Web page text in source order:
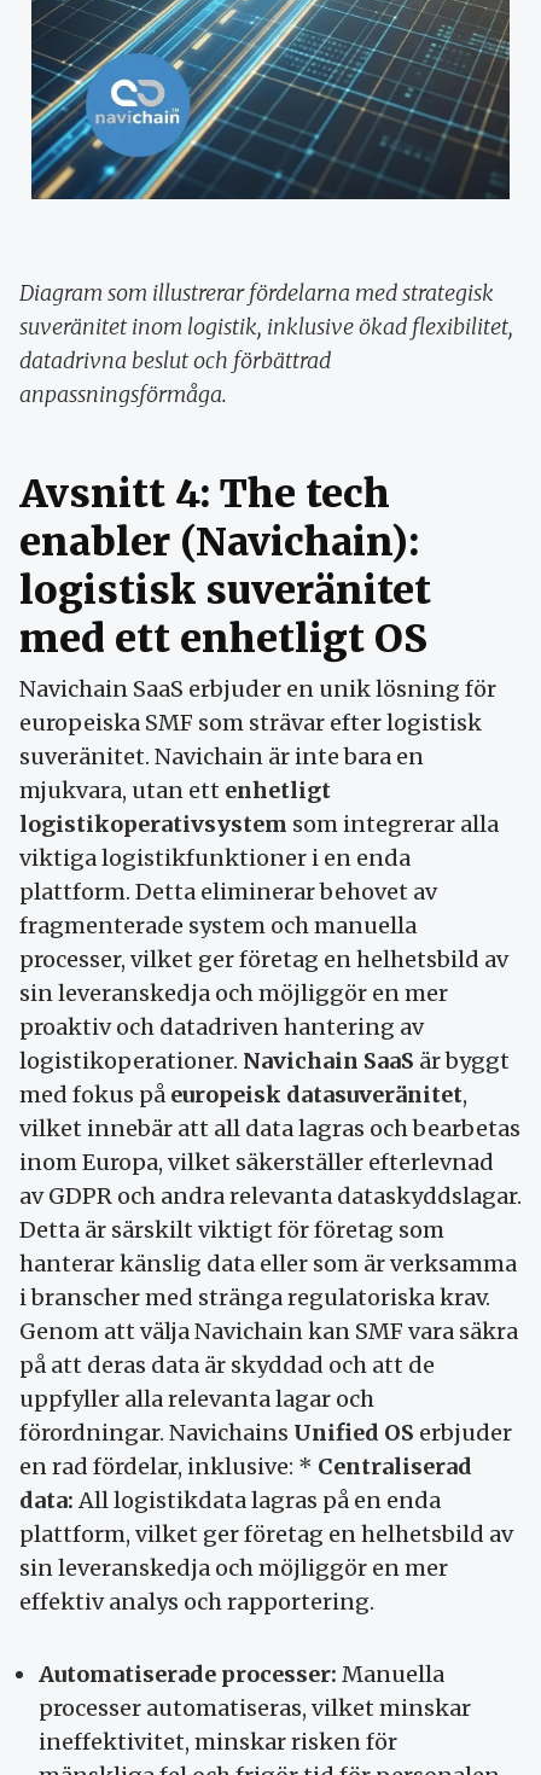
Diagram som illustrerar fördelarna med strategisk
suveränitet inom logistik, inklusive ökad flexibilitet,
datadrivna beslut och förbättrad
anpassningsförmåga.
Avsnitt 4: The tech
enabler (Navichain):
logistisk suveränitet
med ett enhetligt OS
Navichain SaaS erbjuder en unik lösning för
europeiska SMF som strävar efter logistisk
suveränitet. Navichain är inte bara en
mjukvara, utan ett enhetligt
logistikoperativsystem som integrerar alla
viktiga logistikfunktioner i en enda
plattform. Detta eliminerar behovet av
fragmenterade system och manuella
processer, vilket ger företag en helhetsbild av
sin leveranskedja och möjliggör en mer
proaktiv och datadriven hantering av
logistikoperationer. Navichain SaaS är byggt
med fokus på europeisk datasuveränitet,
vilket innebär att all data lagras och bearbetas
inom Europa, vilket säkerställer efterlevnad
av GDPR och andra relevanta dataskyddslagar.
Detta är särskilt viktigt för företag som
hanterar känslig data eller som är verksamma
i branscher med stränga regulatoriska krav.
Genom att välja Navichain kan SMF vara säkra
på att deras data är skyddad och att de
uppfyller alla relevanta lagar och
förordningar. Navichains Unified OS erbjuder
en rad fördelar, inklusive: * Centraliserad
data:All logistikdata lagras på en enda
plattform, vilket ger företag en helhetsbild av
sin leveranskedja och möjliggör en mer
effektiv analys och rapportering.
Automatiserade processer: Manuella
processer automatiseras, vilket minskar
ineffektivitet, minskar risken för